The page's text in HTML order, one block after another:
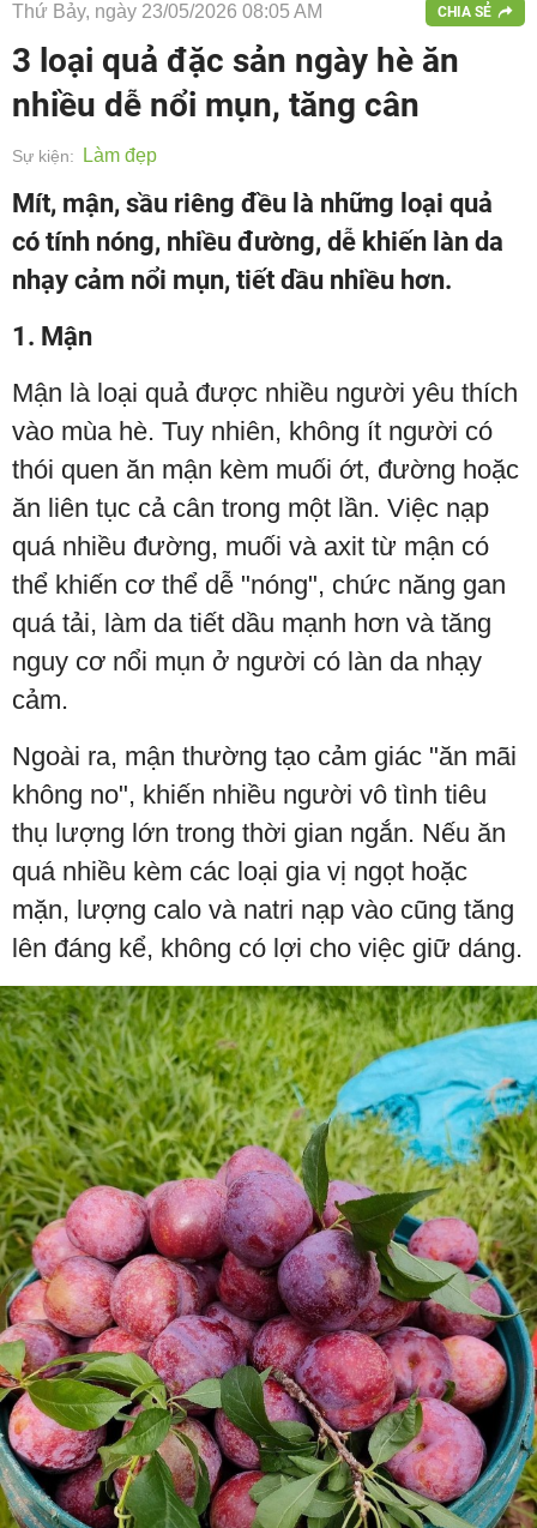
Thứ Bảy, ngày 23/05/2026 08:05 AM CHIA SẺ
3 loại quả đặc sản ngày hè ăn
nhiều dễ nổi mụn, tăng cân
Sự kiện: Làm đẹp
Mít, mận, sầu riêng đều là những loại quả
có tính nóng, nhiều đường, dễ khiến làn da
nhạy cảm nổi mụn, tiết dầu nhiều hơn.
1. Mận
Mận là loại quả được nhiều người yêu thích
vào mùa hè. Tuy nhiên, không ít người có
thói quen ăn mận kèm muối ớt, đường hoặc
ăn liên tục cả cân trong một lần. Việc nạp
quá nhiều đường, muối và axit từ mận có
thể khiến cơ thể dễ "nóng", chức năng gan
quá tải, làm da tiết dầu mạnh hơn và tăng
nguy cơ nổi mụn ở người có làn da nhạy
cảm.
Ngoài ra, mận thường tạo cảm giác "ăn mãi
không no", khiến nhiều người vô tình tiêu
thụ lượng lớn trong thời gian ngắn. Nếu ăn
quá nhiều kèm các loại gia vị ngọt hoặc
mặn, lượng calo và natri nạp vào cũng tăng
lên đáng kể, không có lợi cho việc giữ dáng.